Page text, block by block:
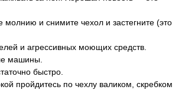
и снимите чехол и застегните (это
и агрессивных моющих средств.
машины.
быстро.
пройдитесь по чехлу валиком, скребком